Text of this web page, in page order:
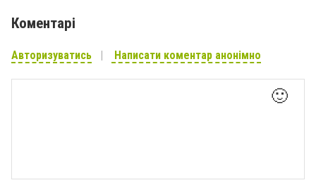
Коментарі
Авторизуватись Написати коментар анонімно
🙂